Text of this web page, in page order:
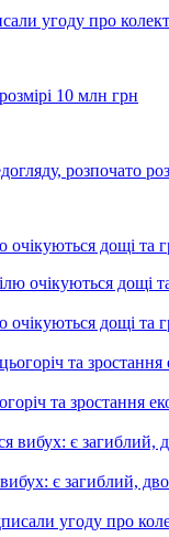
угоду про
10 млн грн
розпочато
очікуються дощі та
очікуються дощі та
та зростання
є загиблий,